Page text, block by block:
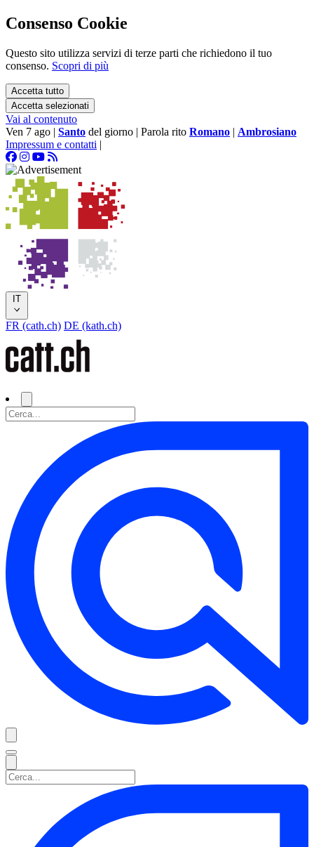
Consenso Cookie
Questo sito utilizza servizi di terze parti che richiedono il tuo
consenso. Scopri di più
Accetta tutto
Accetta selezionati
Vai al contenuto
Ven 7 ago | Santo del giorno | Parola rito Romano | Ambrosiano
Impressum e contatti |
IT
FR (cath.ch) DE (kath.ch)